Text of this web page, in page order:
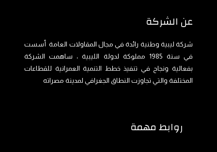
عن الشركة
شركة ليبية وطنية رائدة في مجال المقاولات العامة أسست
في سنة 1985 مملوكة لدولة الليبية ، ساهمت الشركة
بفعالية ونجاح في تنفيذ خطط التنمية العمرانية للقطاعات
المختلفة والتي تجاوزت النطاق الجغرافي لمدينة مصراته
روابط مهمة